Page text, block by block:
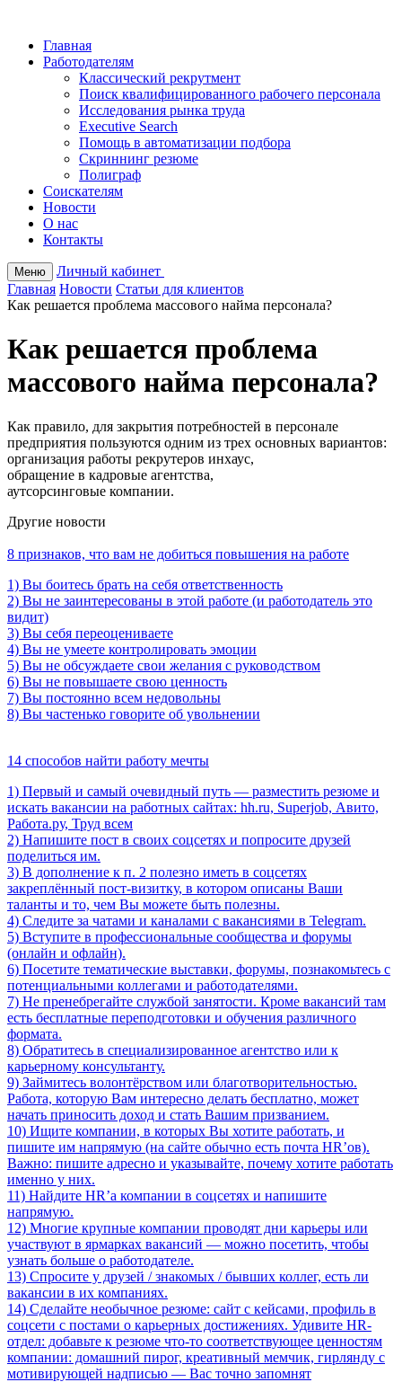
Главная
Работодателям
Классический рекрутмент
Поиск квалифицированного рабочего персонала
Исследования рынка труда
Executive Search
Помощь в автоматизации подбора
Скриннинг резюме
Полиграф
Соискателям
Новости
О нас
Контакты
Меню
Личный кабинет
Главная Новости Статьи для клиентов
Как решается проблема массового найма персонала?
Как решается проблема
массового найма персонала?
Как правило, для закрытия потребностей в персонале
предприятия пользуются одним из трех основных вариантов:
организация работы рекрутеров инхаус,
обращение в кадровые агентства,
аутсорсинговые компании.
Другие новости
8 признаков, что вам не добиться повышения на работе
1) Вы боитесь брать на себя ответственность
2) Вы не заинтересованы в этой работе (и работодатель это
видит)
3) Вы себя переоцениваете
4) Вы не умеете контролировать эмоции
5) Вы не обсуждаете свои желания с руководством
6) Вы не повышаете свою ценность
7) Вы постоянно всем недовольны
8) Вы частенько говорите об увольнении
14 способов найти работу мечты
1) Первый и самый очевидный путь — разместить резюме и
искать вакансии на работных сайтах: hh.ru, Superjob, Авито,
Работа.ру, Труд всем
2) Напишите пост в своих соцсетях и попросите друзей
поделиться им.
3) В дополнение к п. 2 полезно иметь в соцсетях
закреплённый пост-визитку, в котором описаны Ваши
таланты и то, чем Вы можете быть полезны.
4) Следите за чатами и каналами с вакансиями в Telegram.
5) Вступите в профессиональные сообщества и форумы
(онлайн и офлайн).
6) Посетите тематические выставки, форумы, познакомьтесь с
потенциальными коллегами и работодателями.
7) Не пренебрегайте службой занятости. Кроме вакансий там
есть бесплатные переподготовки и обучения различного
формата.
8) Обратитесь в специализированное агентство или к
карьерному консультанту.
9) Займитесь волонтёрством или благотворительностью.
Работа, которую Вам интересно делать бесплатно, может
начать приносить доход и стать Вашим призванием.
10) Ищите компании, в которых Вы хотите работать, и
пишите им напрямую (на сайте обычно есть почта HR’ов).
Важно: пишите адресно и указывайте, почему хотите работать
именно у них.
11) Найдите HR’а компании в соцсетях и напишите
напрямую.
12) Многие крупные компании проводят дни карьеры или
участвуют в ярмарках вакансий — можно посетить, чтобы
узнать больше о работодателе.
13) Спросите у друзей / знакомых / бывших коллег, есть ли
вакансии в их компаниях.
14) Сделайте необычное резюме: сайт с кейсами, профиль в
соцсети с постами о карьерных достижениях. Удивите HR-
отдел: добавьте к резюме что-то соответствующее ценностям
компании: домашний пирог, креативный мемчик, гирлянду с
мотивирующей надписью — Вас точно запомнят